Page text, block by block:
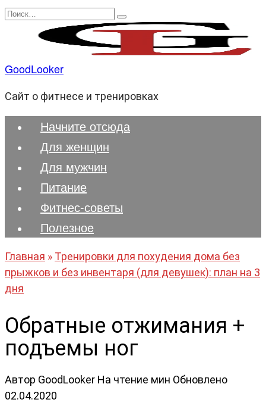
Перейти
содержанию
Search
GoodLooker
Сайт о фитнесе и тренировках
Начните отсюда
Для женщин
Для мужчин
Питание
Фитнес-советы
Полезноe
Главная » Тренировки для похудения дома без
прыжков и без инвентаря (для девушек): план на 3
дня
Обратные отжимания +
подъемы ног
Автор GoodLooker На чтение мин Обновлено
02.04.2020